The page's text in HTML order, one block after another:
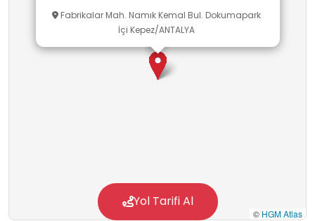
Fabrikalar Mah. Namık Kemal Bul. Dokumapark
İçi Kepez/ANTALYA
© HGM Atlas
Yol Tarifi Al